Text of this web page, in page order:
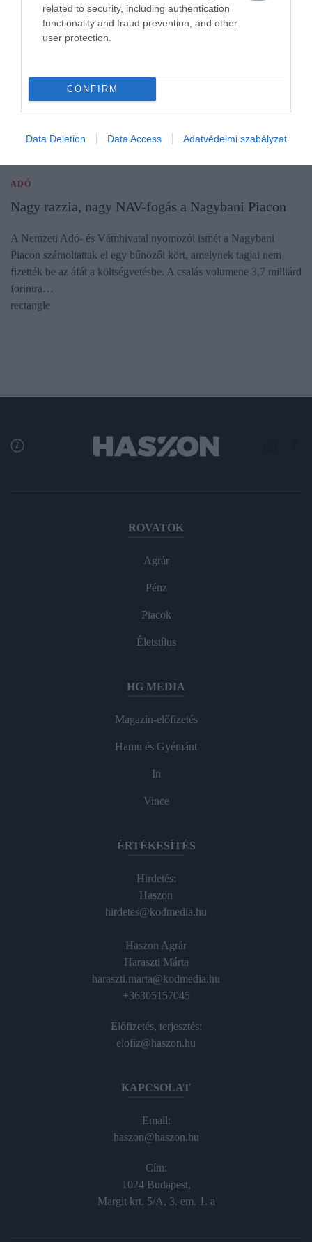
related to security, including authentication
functionality and fraud prevention, and other
user protection.
CONFIRM
Data Deletion Data Access Adatvédelmi szabályzat
ADÓ
Nagy razzia, nagy NAV-fogás a Nagybani Piacon
A Nemzeti Adó- és Vámhivatal nyomozói ismét a Nagybani
Piacon számoltattak el egy bűnözői kört, amelynek tagjai nem
fizették be az áfát a költségvetésbe. A csalás volumene 3,7 milliárd
forintra…
rectangle
ROVATOK
Agrár
Pénz
Piacok
Életstílus
HG MEDIA
Magazin-előfizetés
Hamu és Gyémánt
In
Vince
ÉRTÉKESÍTÉS
Hirdetés:
Haszon
hirdetes@kodmedia.hu
Haszon Agrár
Haraszti Márta
haraszti.marta@kodmedia.hu
+36305157045
Előfizetés, terjesztés:
elofiz@haszon.hu
KAPCSOLAT
Email:
haszon@haszon.hu
Cím:
1024 Budapest,
Margit krt. 5/A, 3. em. 1. a